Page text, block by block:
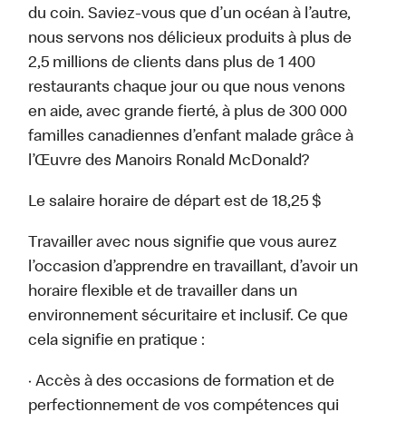
du coin. Saviez-vous que d’un océan à l’autre,
nous servons nos délicieux produits à plus de
2,5 millions de clients dans plus de 1 400
restaurants chaque jour ou que nous venons
en aide, avec grande fierté, à plus de 300 000
familles canadiennes d’enfant malade grâce à
l’Œuvre des Manoirs Ronald McDonald?
Le salaire horaire de départ est de 18,25 $
Travailler avec nous signifie que vous aurez
l’occasion d’apprendre en travaillant, d’avoir un
horaire flexible et de travailler dans un
environnement sécuritaire et inclusif. Ce que
cela signifie en pratique :
· Accès à des occasions de formation et de
perfectionnement de vos compétences qui